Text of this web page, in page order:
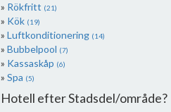
Rökfritt (21)
Kök (19)
Luftkonditionering (14)
Bubbelpool (7)
Kassaskåp (6)
Spa (5)
Hotell efter Stadsdel/område?